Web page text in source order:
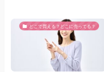
どこで買える？どこに売ってる？